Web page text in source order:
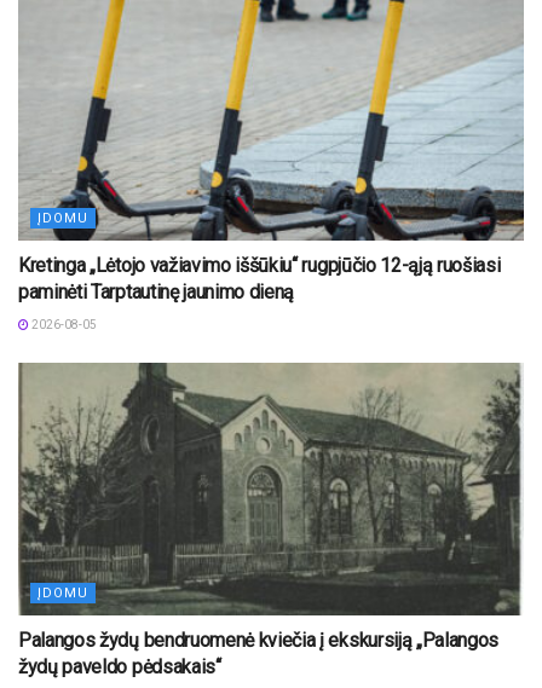
ĮDOMU
Kretinga „Lėtojo važiavimo iššūkiu“ rugpjūčio 12-ąją ruošiasi
paminėti Tarptautinę jaunimo dieną
2026-08-05
ĮDOMU
Palangos žydų bendruomenė kviečia į ekskursiją „Palangos
žydų paveldo pėdsakais“